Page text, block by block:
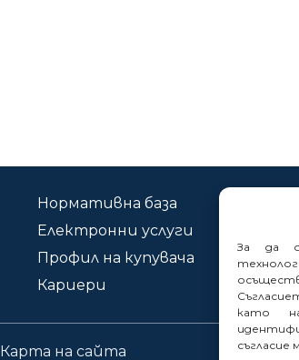
За да
като
съгласие
Нормативна база
Електронни услуги
Профил на купувача
Кариери
Карта на сайта